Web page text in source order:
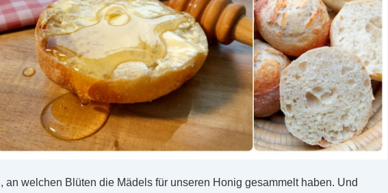
an welchen Blüten die Mädels für unseren Honig gesammelt haben. Und